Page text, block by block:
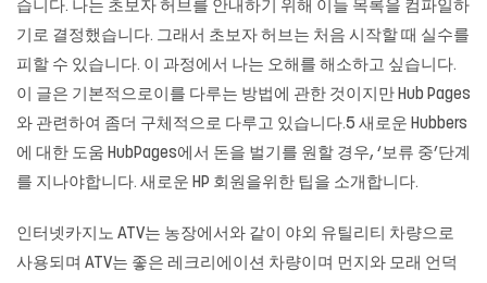
습니다. 나는 초보자 허브를 안내하기 위해 이들 목록을 컴파일하
기로 결정했습니다. 그래서 초보자 허브는 처음 시작할 때 실수를
피할 수 있습니다. 이 과정에서 나는 오해를 해소하고 싶습니다.
이 글은 기본적으로이를 다루는 방법에 관한 것이지만 Hub Pages
와 관련하여 좀더 구체적으로 다루고 있습니다.5 새로운 Hubbers
에 대한 도움 HubPages에서 돈을 벌기를 원할 경우, ‘보류 중’단계
를 지나야합니다. 새로운 HP 회원을위한 팁을 소개합니다.
인터넷카지노 ATV는 농장에서와 같이 야외 유틸리티 차량으로
사용되며 ATV는 좋은 레크리에이션 차량이며 먼지와 모래 언덕